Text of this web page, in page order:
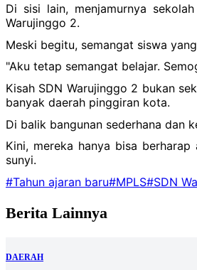
Di sisi lain, menjamurnya
Warujinggo 2.
‎Meski begitu, semangat siswa
‎"Aku tetap semangat belajar.
‎Kisah SDN Warujinggo 2 bukan
banyak daerah pinggiran kota.
‎Di balik bangunan sederhana dan
Kini, mereka hanya bisa
sunyi.
#Tahun ajaran baru#MPLS#SDN
Berita Lainnya
DAERAH